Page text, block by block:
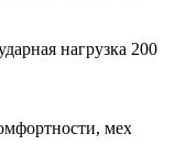
нагрузка 200
мех